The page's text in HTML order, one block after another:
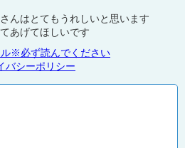
んはとてもうれしいと思います
あげてほしいです
※必ず読んでください
バシーポリシー